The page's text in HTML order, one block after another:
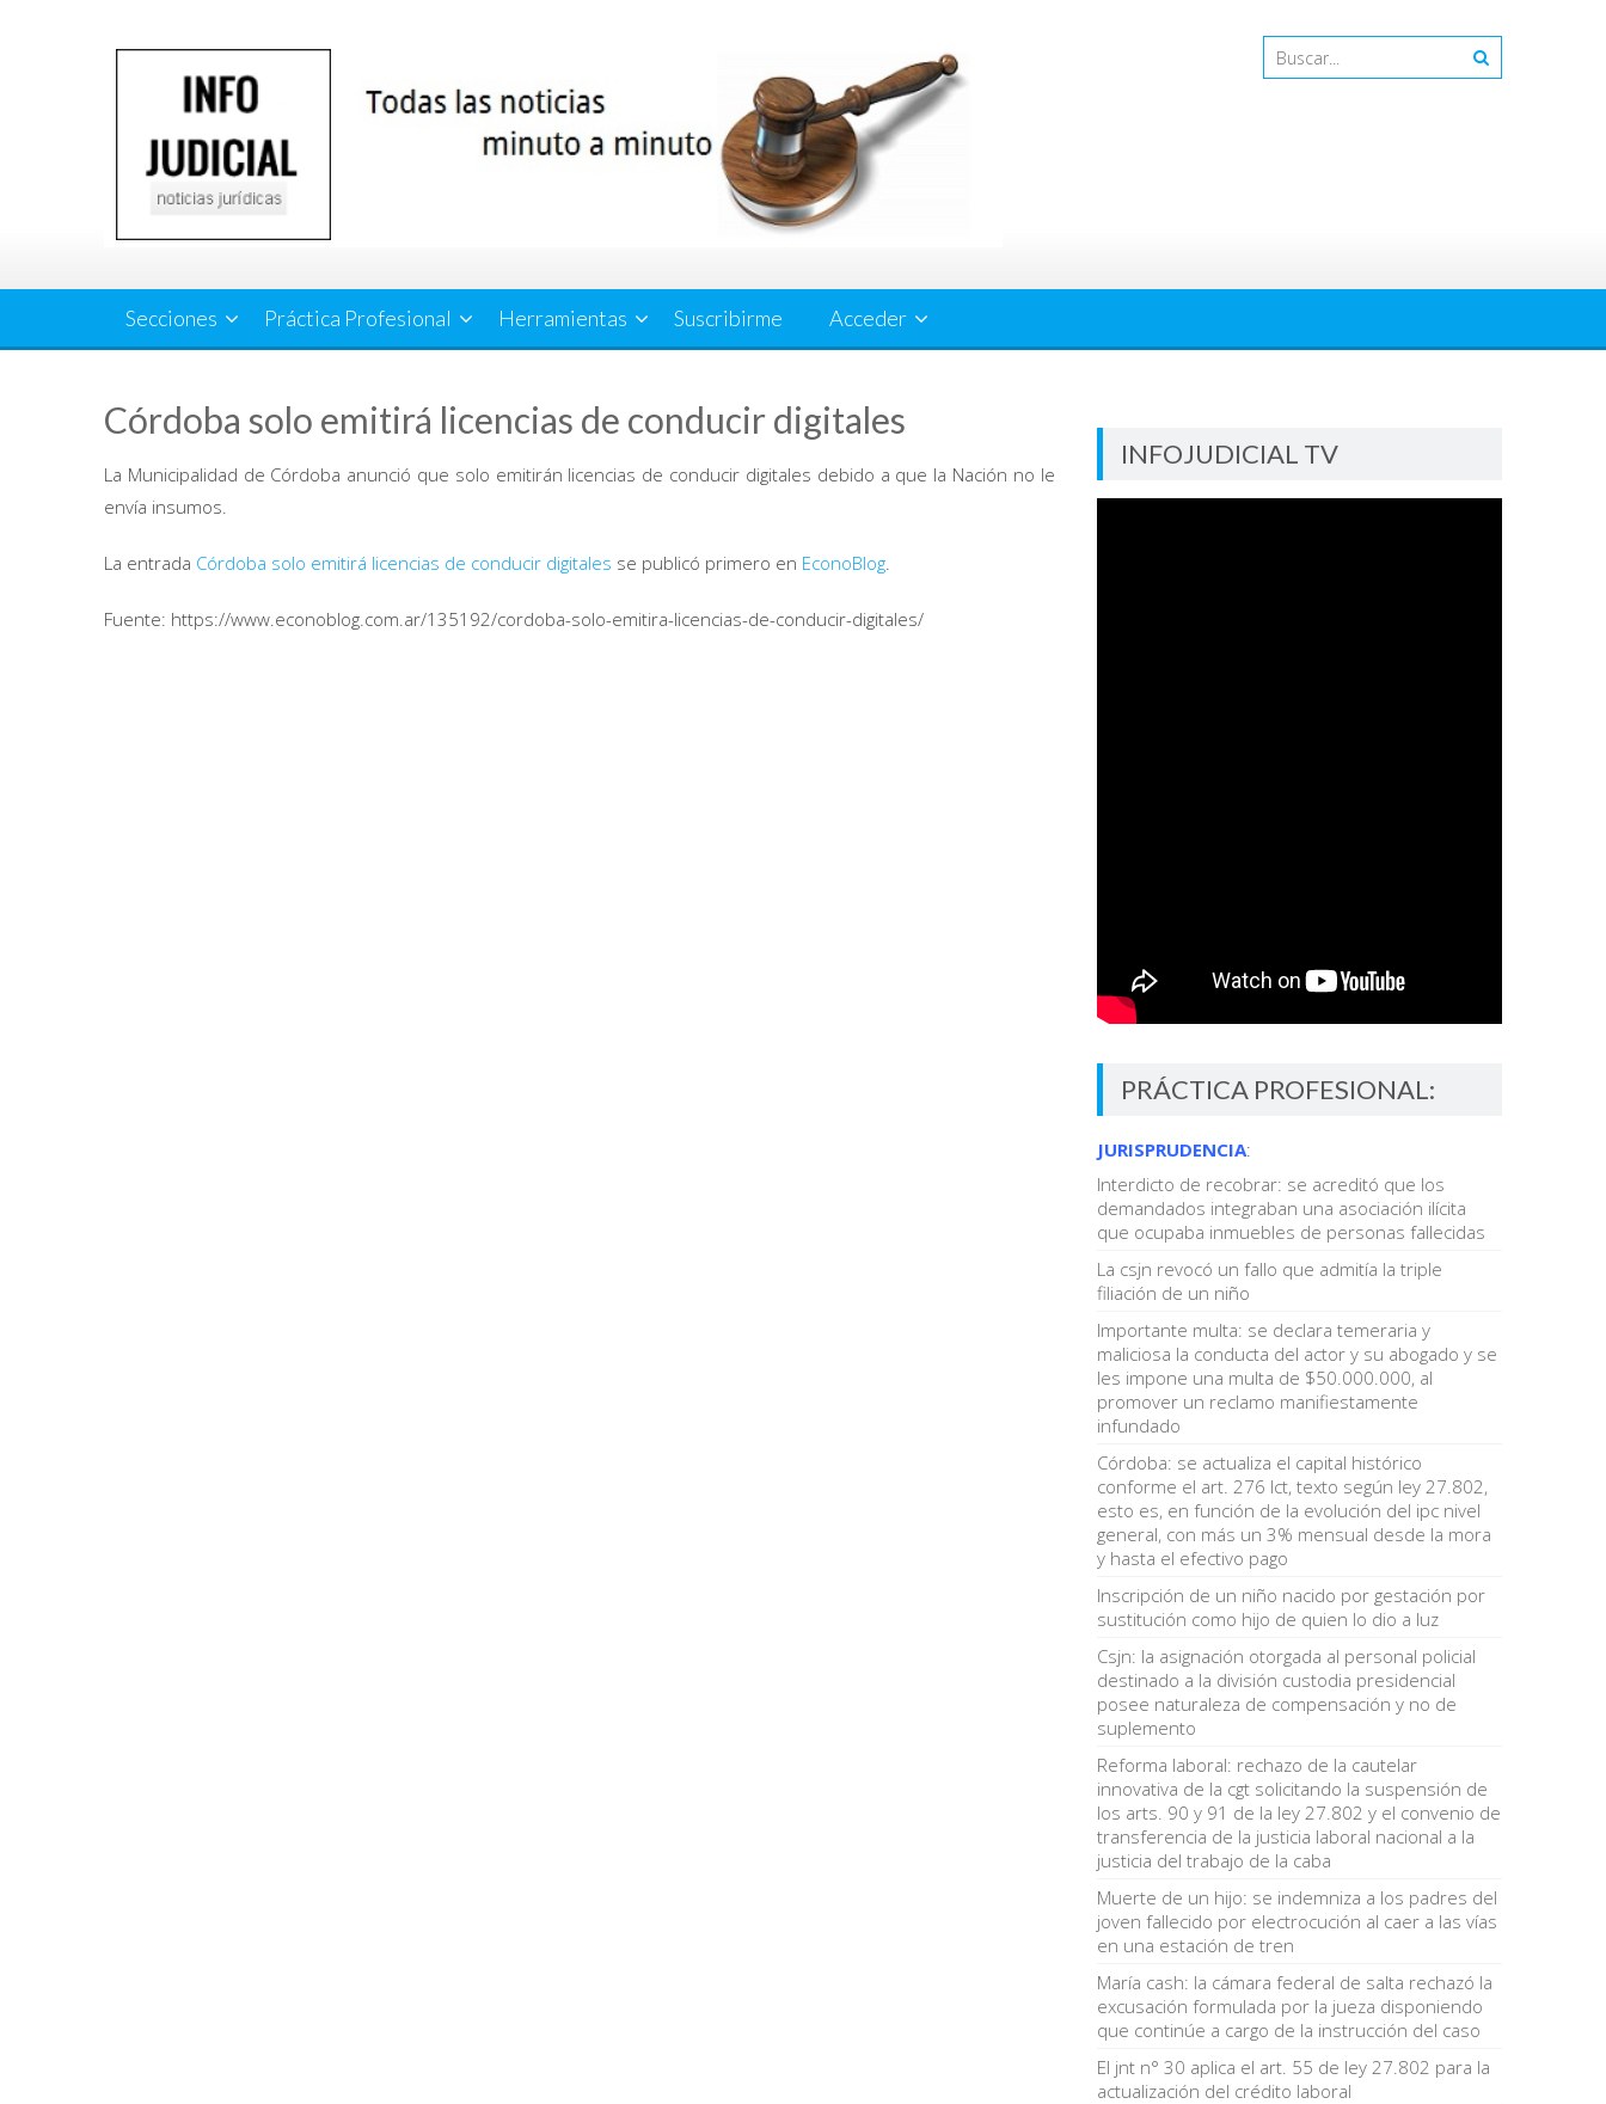
Secciones Práctica Profesional Herramientas Suscribirme Acceder
Córdoba solo emitirá licencias de conducir digitales
La Municipalidad de Córdoba anunció que solo emitirán licencias de conducir digitales debido a que la Nación no le
envía insumos.
La entrada Córdoba solo emitirá licencias de conducir digitales se publicó primero en EconoBlog.
Fuente: https://www.econoblog.com.ar/135192/cordoba-solo-emitira-licencias-de-conducir-digitales/
INFOJUDICIAL TV
PRÁCTICA PROFESIONAL:
JURISPRUDENCIA:
Interdicto de recobrar: se acreditó que los
demandados integraban una asociación ilícita
que ocupaba inmuebles de personas fallecidas
La csjn revocó un fallo que admitía la triple
filiación de un niño
Importante multa: se declara temeraria y
maliciosa la conducta del actor y su abogado y se
les impone una multa de $50.000.000, al
promover un reclamo manifiestamente
infundado
Córdoba: se actualiza el capital histórico
conforme el art. 276 lct, texto según ley 27.802,
esto es, en función de la evolución del ipc nivel
general, con más un 3% mensual desde la mora
y hasta el efectivo pago
Inscripción de un niño nacido por gestación por
sustitución como hijo de quien lo dio a luz
Csjn: la asignación otorgada al personal policial
destinado a la división custodia presidencial
posee naturaleza de compensación y no de
suplemento
Reforma laboral: rechazo de la cautelar
innovativa de la cgt solicitando la suspensión de
los arts. 90 y 91 de la ley 27.802 y el convenio de
transferencia de la justicia laboral nacional a la
justicia del trabajo de la caba
Muerte de un hijo: se indemniza a los padres del
joven fallecido por electrocución al caer a las vías
en una estación de tren
María cash: la cámara federal de salta rechazó la
excusación formulada por la jueza disponiendo
que continúe a cargo de la instrucción del caso
El jnt n° 30 aplica el art. 55 de ley 27.802 para la
actualización del crédito laboral